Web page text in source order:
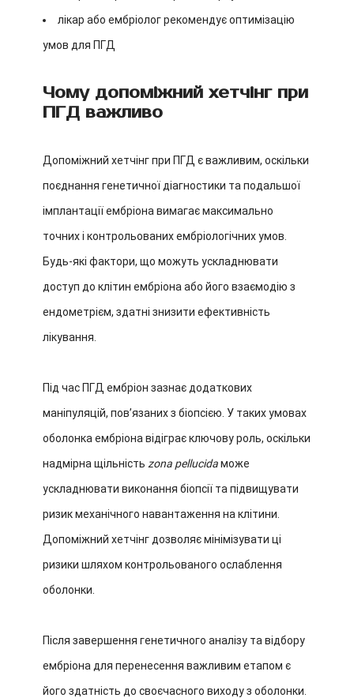
лікар або ембріолог рекомендує оптимізацію
умов для ПГД
Чому допоміжний хетчінг при
ПГД важливо
Допоміжний хетчінг при ПГД є важливим, оскільки
поєднання генетичної діагностики та подальшої
імплантації ембріона вимагає максимально
точних і контрольованих ембріологічних умов.
Будь-які фактори, що можуть ускладнювати
доступ до клітин ембріона або його взаємодію з
ендометрієм, здатні знизити ефективність
лікування.
Під час ПГД ембріон зазнає додаткових
маніпуляцій, пов’язаних з біопсією. У таких умовах
оболонка ембріона відіграє ключову роль, оскільки
надмірна щільність zona pellucidaможе
ускладнювати виконання біопсії та підвищувати
ризик механічного навантаження на клітини.
Допоміжний хетчінг дозволяє мінімізувати ці
ризики шляхом контрольованого ослаблення
оболонки.
Після завершення генетичного аналізу та відбору
ембріона для перенесення важливим етапом є
його здатність до своєчасного виходу з оболонки.